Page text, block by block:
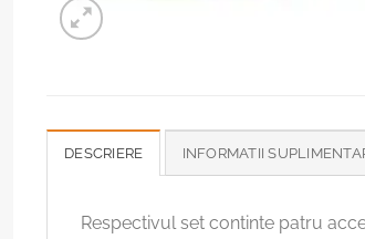
DESCRIERE INFORMATII
Respectivul set continte patru